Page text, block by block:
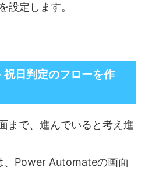
設定します。
日判定のフローを作
まで、進んでいると考え進
、Power Automateの画面